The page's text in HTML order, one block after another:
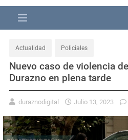
Actualidad Policiales
Nuevo caso de violencia
Durazno en plena tarde
duraznodigital Julio 13, 2023